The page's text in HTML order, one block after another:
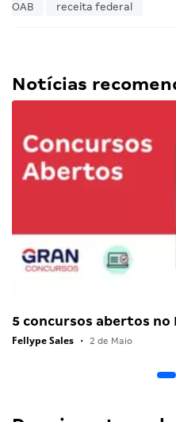
OAB
receita federal
Notícias
5 concursos abertos
Fellype Sales • 2 de Maio